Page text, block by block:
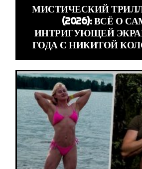
МИСТИЧЕСКИЙ
(2026): ВСЁ О
ИНТРИГУЮЩЕЙ
ГОДА С НИКИТОЙ